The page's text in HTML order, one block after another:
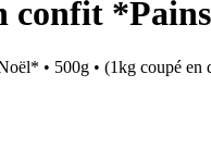
*Pains